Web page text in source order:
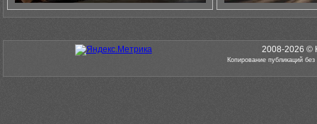
2008-2026 ©
Копирование публикаций